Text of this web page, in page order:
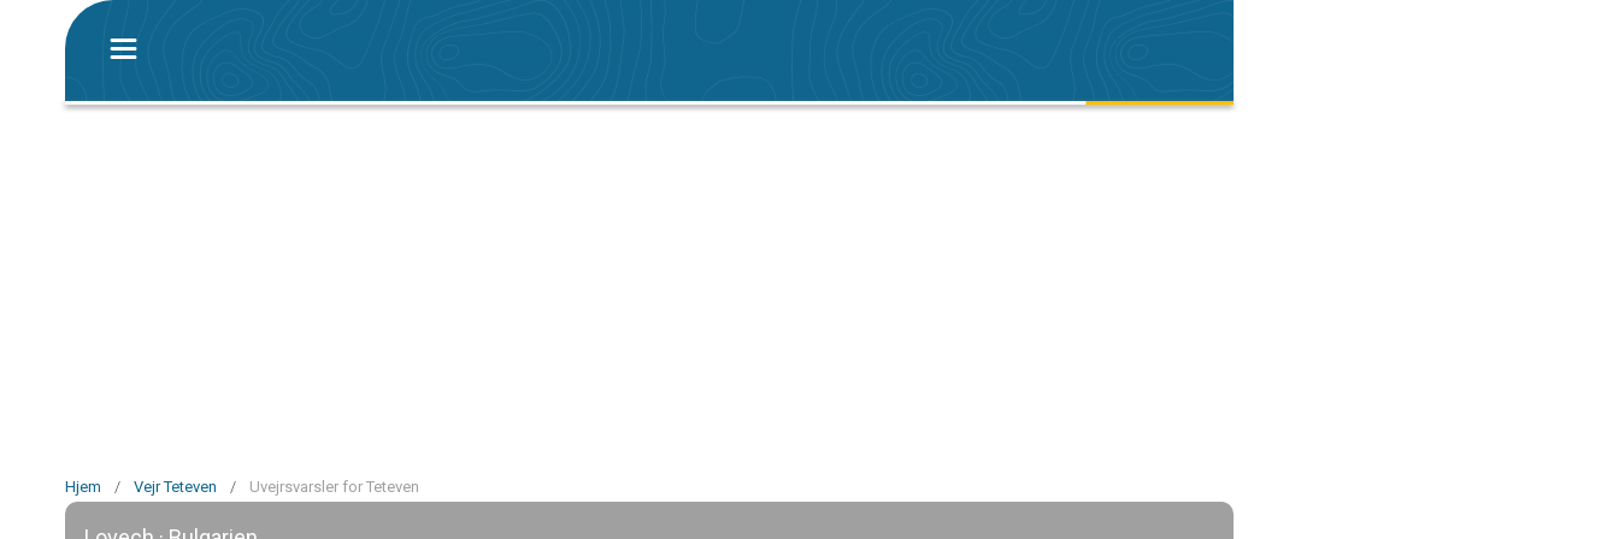
Hjem / Vejr Teteven / Uvejrsvarsler for Teteven